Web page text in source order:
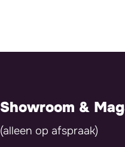
Showroom &
(alleen op afspraak)